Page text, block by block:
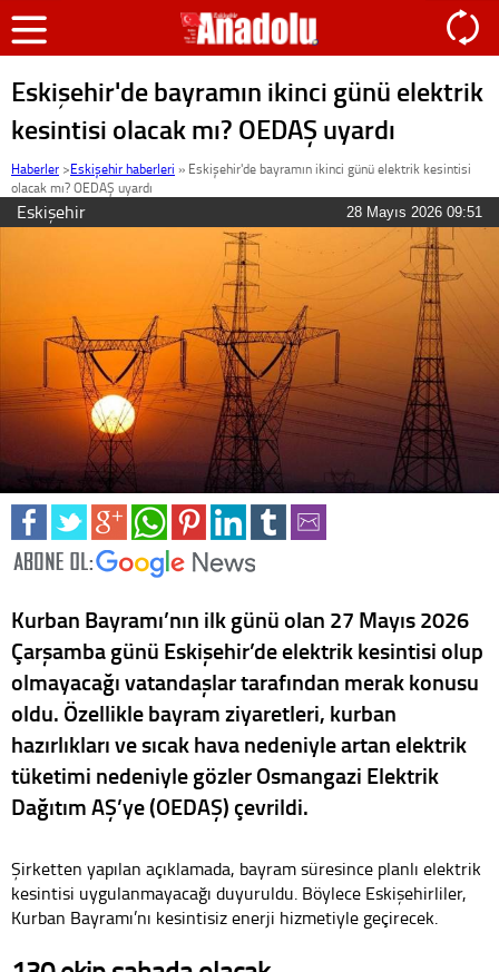
Eskişehir'de bayramın ikinci günü elektrik
kesintisi olacak mı? OEDAŞ uyardı
Haberler >Eskişehir haberleri » Eskişehir'de bayramın ikinci günü elektrik kesintisi
olacak mı? OEDAŞ uyardı
Eskişehir 28 Mayıs 2026 09:51
Kurban Bayramı’nın ilk günü olan 27 Mayıs 2026
Çarşamba günü Eskişehir’de elektrik kesintisi olup
olmayacağı vatandaşlar tarafından merak konusu
oldu. Özellikle bayram ziyaretleri, kurban
hazırlıkları ve sıcak hava nedeniyle artan elektrik
tüketimi nedeniyle gözler Osmangazi Elektrik
Dağıtım AŞ’ye (OEDAŞ) çevrildi.
Şirketten yapılan açıklamada, bayram süresince planlı elektrik
kesintisi uygulanmayacağı duyuruldu. Böylece Eskişehirliler,
Kurban Bayramı’nı kesintisiz enerji hizmetiyle geçirecek.